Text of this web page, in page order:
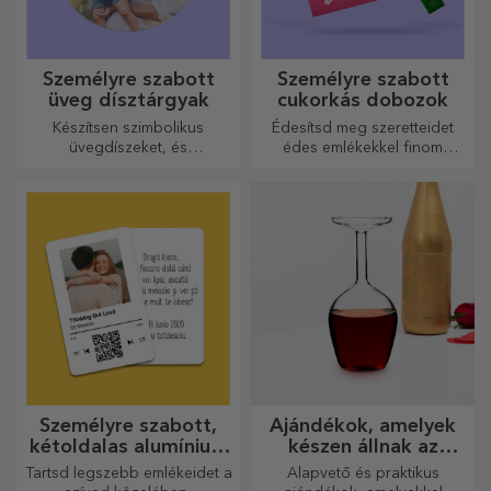
minden évszakra tökéletesen
Személyre szabott
fekete bögrék
Örökítse meg az izgalmat egy
meséből kilépett ajándékkal!
A teljesen fekete bögrék
képekkel vagy szöveggel
mindenkit lenyűgöznek, aki
Személyre szabott fa
Borajándéknak válasszon
egy fadobozt, amelyre a
legkülönlegesebb üzeneteket
gravírozták.